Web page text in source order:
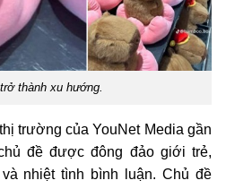
thành xu hướng.
trường của YouNet Media gần
đề được đông đảo giới trẻ,
nhiệt tình bình luận. Chủ đề